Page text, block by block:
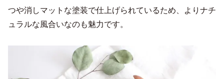
つや消しマットな塗装で仕上げられているため、よりナチ
ュラルな風合いなのも魅力です。